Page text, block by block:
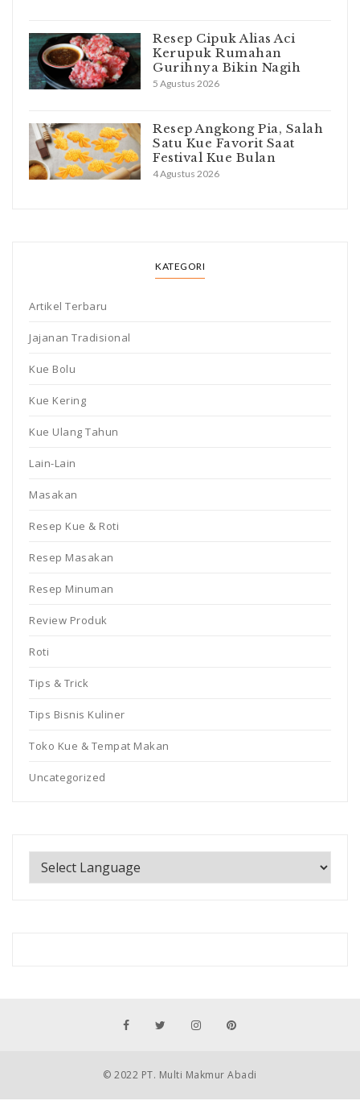
Resep Cipuk Alias Aci
Kerupuk Rumahan
Gurihnya Bikin Nagih
5 Agustus 2026
Resep Angkong Pia, Salah
Satu Kue Favorit Saat
Festival Kue Bulan
4 Agustus 2026
KATEGORI
Artikel Terbaru
Jajanan Tradisional
Kue Bolu
Kue Kering
Kue Ulang Tahun
Lain-Lain
Masakan
Resep Kue & Roti
Resep Masakan
Resep Minuman
Review Produk
Roti
Tips & Trick
Tips Bisnis Kuliner
Toko Kue & Tempat Makan
Uncategorized
© 2022 PT. Multi Makmur Abadi